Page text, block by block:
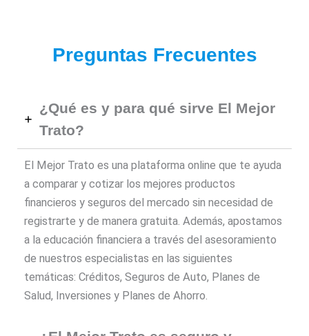
Preguntas Frecuentes
¿Qué es y para qué sirve El Mejor
Trato?
El Mejor Trato es una plataforma online que te ayuda
a comparar y cotizar los mejores productos
financieros y seguros del mercado sin necesidad de
registrarte y de manera gratuita. Además, apostamos
a la educación financiera a través del asesoramiento
de nuestros especialistas en las siguientes
temáticas: Créditos, Seguros de Auto, Planes de
Salud, Inversiones y Planes de Ahorro.